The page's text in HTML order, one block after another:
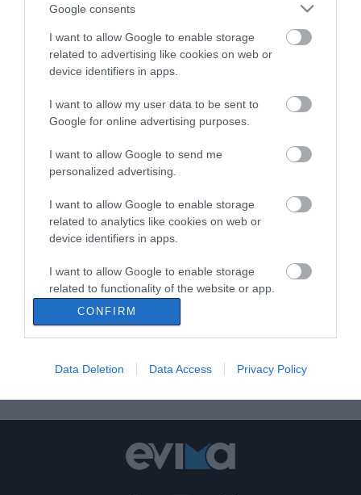
Google consents
I want to allow Google to enable storage
related to advertising like cookies on web or
device identifiers in apps.
I want to allow my user data to be sent to
Google for online advertising purposes.
I want to allow Google to send me
personalized advertising.
I want to allow Google to enable storage
related to analytics like cookies on web or
device identifiers in apps.
I want to allow Google to enable storage
related to functionality of the website or app.
I want to allow Google to enable storage
related to personalization.
I want to allow Google to enable storage
user protection.
CONFIRM
Data Deletion Data Access Privacy Policy
Εύβοια: Γυναίκα
έπεσε θύμα
διαδικτυακής
απάτης – Πλήρωσε
για τρακτέρ που δεν
παρέλαβε
Τραγωδία στην
Εύβοια: Άνδρας
τις αισθήσεις του
από τη θάλασσα
07.08.2026 | 20:57
Ανακοινώθηκαν νέες
προσλήψεις σε δήμο
της Εύβοιας: Δείτε
εδώ
Ποιοι και γιατί θα
Αύγουστο
07.08.2026 | 20:20